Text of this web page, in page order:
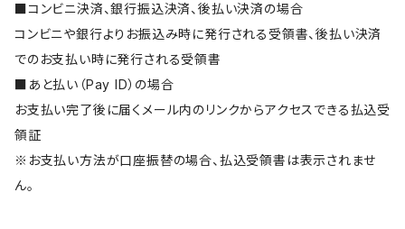
■コンビニ決済、銀行振込決済、後払い決済の場合
コンビニや銀行よりお振込み時に発行される受領書、後払い決済
でのお支払い時に発行される受領書
■あと払い（Pay ID）の場合
お支払い完了後に届くメール内のリンクからアクセスできる払込受
領証
※お支払い方法が口座振替の場合、払込受領書は表示されませ
ん。